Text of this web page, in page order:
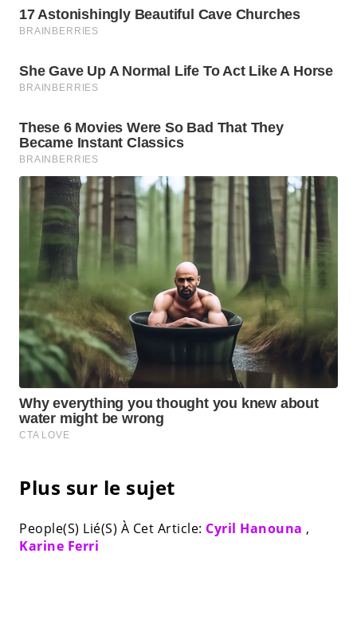
Plus sur le sujet
People(S) Lié(S) À Cet Article: Cyril Hanouna ,
Karine Ferri